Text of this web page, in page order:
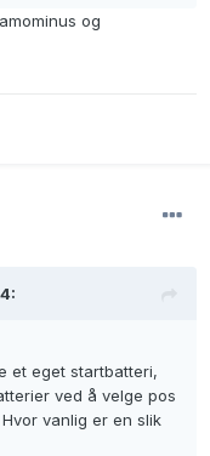
og
et eget startbatteri,
ved å velge pos
vanlig er en slik